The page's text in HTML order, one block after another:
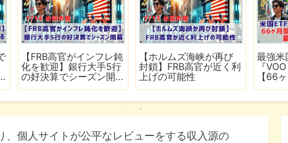
【FRB高官がインフレ鈍
化を歓迎】銀行大手5行
の好決算でシーズン開
【ホルムズ海峡が再び
封鎖】FRB高官が近く利
上げの可能性
最強米
『
【66
個人サイトが公平なレビューをする収入源の